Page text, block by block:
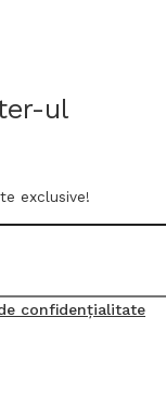
ul
exclusive!
confidențialitate